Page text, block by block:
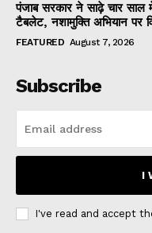
पंजाब सरकार ने साढ़े चार साल
टैबलेट, नशामुक्ति अभियान पर
FEATURED August 7, 2026
Subscribe
I
I've read and accept